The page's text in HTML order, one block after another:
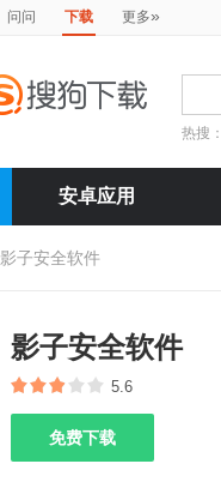
问问 下载 更多»
热搜：
安卓应用
影子安全软件
影子安全软件
5.6
免费下载